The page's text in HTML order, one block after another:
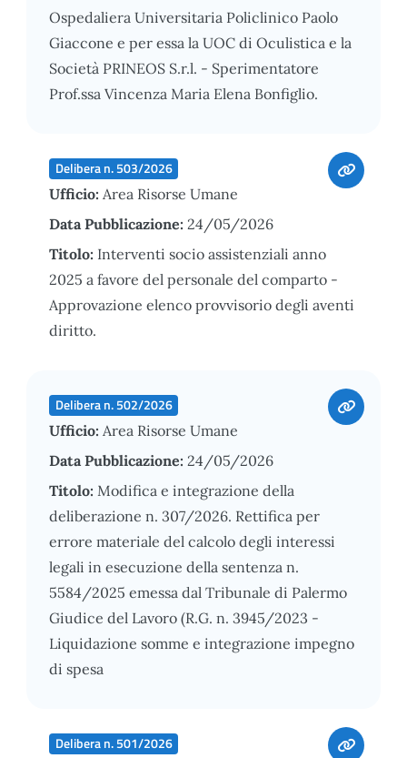
Ospedaliera Universitaria Policlinico Paolo
Giaccone e per essa la UOC di Oculistica e la
Società PRINEOS S.r.l. - Sperimentatore
Prof.ssa Vincenza Maria Elena Bonfiglio.
Delibera n. 503/2026
Ufficio: Area Risorse Umane
Data Pubblicazione: 24/05/2026
Titolo: Interventi socio assistenziali anno
2025 a favore del personale del comparto -
Approvazione elenco provvisorio degli aventi
diritto.
Delibera n. 502/2026
Ufficio: Area Risorse Umane
Data Pubblicazione: 24/05/2026
Titolo: Modifica e integrazione della
deliberazione n. 307/2026. Rettifica per
errore materiale del calcolo degli interessi
legali in esecuzione della sentenza n.
5584/2025 emessa dal Tribunale di Palermo
Giudice del Lavoro (R.G. n. 3945/2023 -
Liquidazione somme e integrazione impegno
di spesa
Delibera n. 501/2026